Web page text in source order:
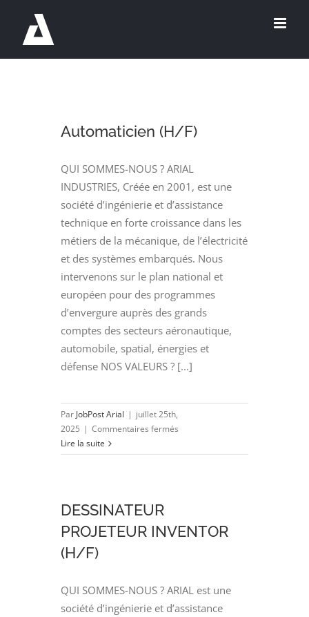
contenu
Automaticien (H/F)
QUI SOMMES-NOUS ? ARIAL
INDUSTRIES, Créée en 2001, est une
société d’ingénierie et d’assistance
technique en forte croissance dans les
métiers de la mécanique, de l’électricité
et des systèmes embarqués. Nous
intervenons sur le plan national et
européen pour des programmes
d’envergure auprès des grands
comptes des secteurs aéronautique,
automobile, spatial, énergies et
défense NOS VALEURS ? [...]
Par JobPost Arial | juillet 25th,
2025 | Commentaires fermés
(H/F)
Lire la suite
DESSINATEUR
PROJETEUR INVENTOR
(H/F)
QUI SOMMES-NOUS ? ARIAL est une
société d’ingénierie et d’assistance